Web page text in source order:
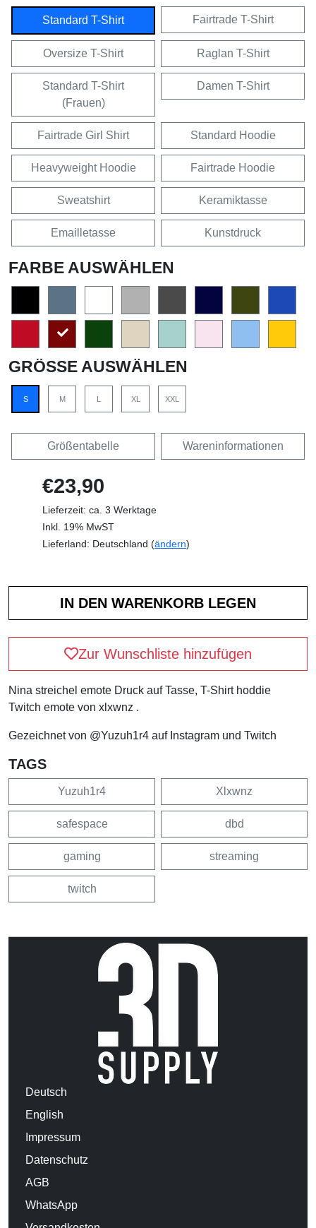
Standard T-Shirt Fairtrade T-Shirt
Oversize T-Shirt Raglan T-Shirt
Standard T-Shirt
(Frauen)
Damen T-Shirt
Fairtrade Girl Shirt Standard Hoodie
Heavyweight Hoodie Fairtrade Hoodie
Sweatshirt Keramiktasse
Emailletasse Kunstdruck
FARBE AUSWÄHLEN
GRÖSSE AUSWÄHLEN
S M L XL XXL
Größentabelle Wareninformationen
€23,90
Lieferzeit: ca. 3 Werktage
Inkl. 19% MwST
Lieferland: Deutschland (ändern)
Zur Wunschliste hinzufügen
Nina streichel emote Druck auf Tasse, T-Shirt hoddie
Twitch emote von xlxwnz .
Gezeichnet von @Yuzuh1r4 auf Instagram und Twitch
TAGS
Yuzuh1r4 Xlxwnz
safespace dbd
gaming streaming
twitch
Deutsch
English
Impressum
Datenschutz
AGB
WhatsApp